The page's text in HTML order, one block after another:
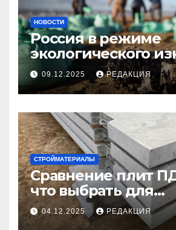
НОВОСТИ
Россия в режиме
экологического
09.12.2025 РЕДАКЦИЯ
СТРОЙМАТЕРИАЛЫ
Сравнение плит
что выбрать для
долговечного и
покрытия
04.12.2025 РЕДАКЦИЯ